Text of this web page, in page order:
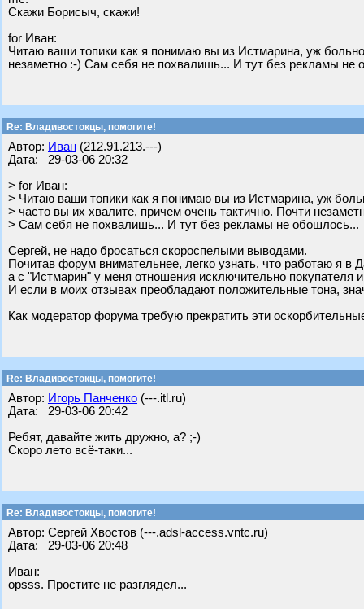
Скажи Борисыч, скажи!
for Иван:
Читаю ваши топики как я понимаю вы из Истмарина, уж
незаметно :-) Сам себя не похвалишь... И тут без рекламы не
Re: Владивостокцы, помогите!
Автор: Иван (212.91.213.---)
Дата: 29-03-06 20:32
> for Иван:
> Читаю ваши топики как я понимаю вы из Истмарина, уж
> часто вы их хвалите, причем очень тактично. Почти
> Сам себя не похвалишь... И тут без рекламы не обошлось...
Сергей, не надо бросаться скороспелыми выводами.
Почитав форум внимательнее, легко узнать, что работаю я в
а с "Истмарин" у меня отношения исключительно покупателя
И если в моих отзывах преобладают положительные тона,
Как модератор форума требую прекратить эти
Re: Владивостокцы, помогите!
Автор: Игорь Панченко (---.itl.ru)
Дата: 29-03-06 20:42
Ребят, давайте жить дружно, а? ;-)
Скоро лето всё-таки...
Re: Владивостокцы, помогите!
Автор: Сергей Хвостов (---.adsl-access.vntc.ru)
Дата: 29-03-06 20:48
Иван:
opsss. Простите не разглядел...